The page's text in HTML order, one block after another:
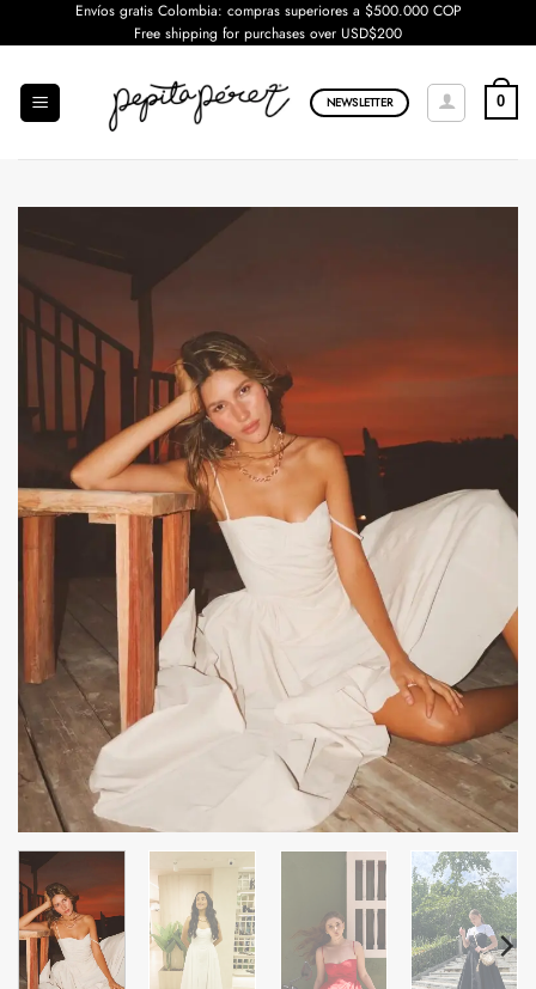
al
Envíos gratis Colombia: compras superiores a $500.000 COP
Free shipping for purchases over USD$200
NEWSLETTER 0